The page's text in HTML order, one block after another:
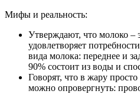
Мифы и реальность:
Утверждают, что молоко –
удовлетворяет
вида молока: переднее и
90% состоит из воды и
Говорят, что в жару
можно опровергнуть: